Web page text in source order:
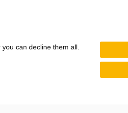
can decline them all.